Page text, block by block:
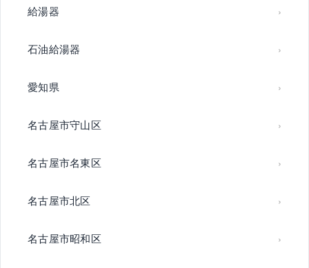
給湯器
石油給湯器
愛知県
名古屋市守山区
名古屋市名東区
名古屋市北区
名古屋市昭和区